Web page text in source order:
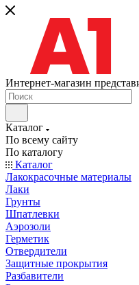
Интернет-магазин
Каталог
По всему сайту
По каталогу
Каталог
Лакокрасочные материалы
Лаки
Грунты
Шпатлевки
Аэрозоли
Герметик
Отвердители
Защитные прокрытия
Разбавители